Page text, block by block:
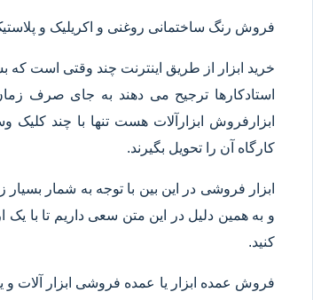
فروش رنگ ساختمانی روغنی و اکریلیک و
خرید ابزار از طریق اینترنت چند وقتی است که
استادکارها ترجیح می دهند به جای صرف
ابزارفروش ابزارآلات هست تنها با چند
کارگاه آن را تحویل بگیرند.
ابزار فروشی در این بین با توجه به شمار
و به همین دلیل در این متن سعی داریم تا با یک
کنید.
فروش عمده ابزار یا عمده فروشی ابزار آلات و